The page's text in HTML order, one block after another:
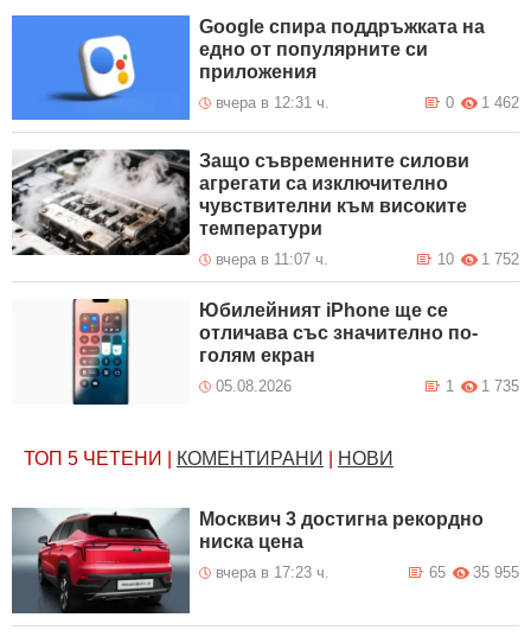
Google спира поддръжката на
едно от популярните си
приложения
вчера в 12:31 ч. 1 462
0
Защо съвременните силови
агрегати са изключително
чувствителни към високите
температури
вчера в 11:07 ч. 1 752
10
Юбилейният iPhone ще се
отличава със значително по-
голям екран
05.08.2026 1 735
1
ТОП 5 ЧЕТЕНИ КОМЕНТИРАНИ НОВИ
Москвич 3 достигна рекордно
ниска цена
вчера в 17:23 ч. 35 955
65